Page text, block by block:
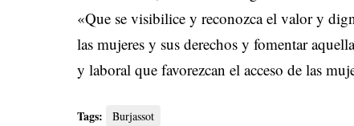
«Que se visibilice y reconozca el valor y
las mujeres y sus derechos y fomentar
y laboral que favorezcan el acceso de las
Tags: Burjassot